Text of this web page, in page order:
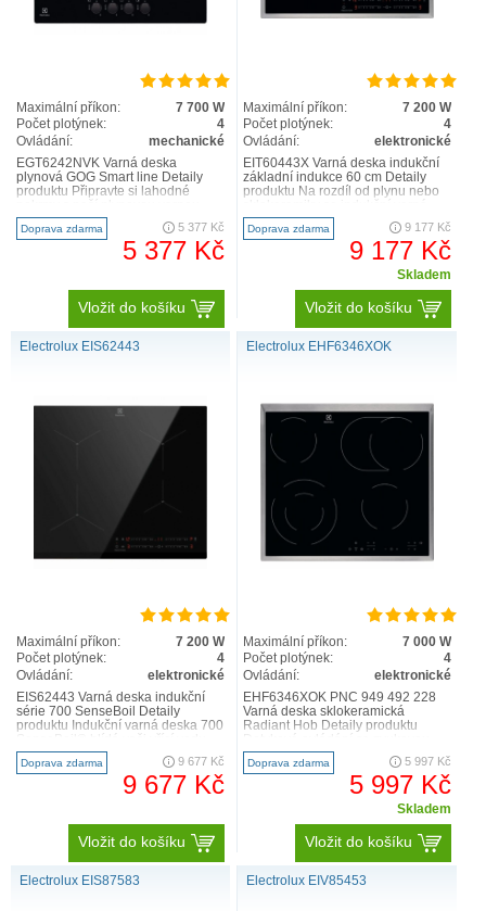
Maximální příkon:
7 700 W
Počet plotýnek:
4
Ovládání:
mechanické
EGT6242NVK Varná deska
plynová GOG Smart line Detaily
produktu Připravte si lahodné
deskou 300. Vaření na plynu m..
Doprava zdarma 5 377 Kč
5 377 Kč
Vložit do košíku
Maximální příkon:
7 200 W
Počet plotýnek:
4
Ovládání:
elektronické
EIT60443X Varná deska indukční
základní indukce 60 cm Detaily
produktu Na rozdíl od plynu nebo
deska 300 nemusí ..
Doprava zdarma 9 177 Kč
9 177 Kč
Skladem
Vložit do košíku
Electrolux EIS62443
Maximální příkon:
7 200 W
Počet plotýnek:
4
Ovládání:
elektronické
EIS62443 Varná deska indukční
série 700 SenseBoil Detaily
produktu Indukční varná deska 700
Automaticky uprav..
Doprava zdarma 9 677 Kč
9 677 Kč
Vložit do košíku
Electrolux EHF6346XOK
Maximální příkon:
7 000 W
Počet plotýnek:
4
Ovládání:
elektronické
EHF6346XOK PNC 949 492 228
Varná deska sklokeramická
Radiant Hob Detaily produktu
odezvou je co nejkompaktnější, n..
Doprava zdarma 5 997 Kč
5 997 Kč
Skladem
Vložit do košíku
Electrolux EIS87583 Electrolux EIV85453